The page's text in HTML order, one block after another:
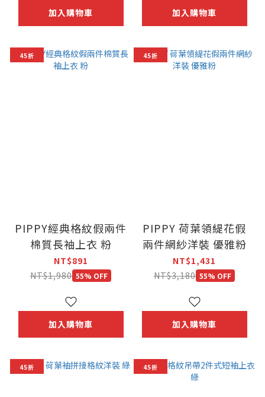
加入購物車 加入購物車
45折
PIPPY經典格紋假兩件
棉質長袖上衣 粉
NT$891
NT$1,980 55% OFF
加入購物車
45折
PIPPY 荷葉領緹花假
兩件網紗洋裝 優雅粉
NT$1,431
NT$3,180 55% OFF
加入購物車
45折 45折